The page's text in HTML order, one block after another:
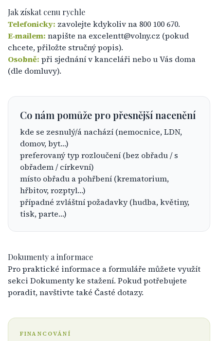
Jak získat cenu rychle
Telefonicky: zavolejte kdykoliv na 800 100 670.
E‑mailem: napište na excelentt@volny.cz (pokud
chcete, přiložte stručný popis).
Osobně: při sjednání v kanceláři nebo u Vás doma
(dle domluvy).
Co nám pomůže pro přesnější nacenění
kde se zesnulý/á nachází (nemocnice, LDN,
domov, byt…)
preferovaný typ rozloučení (bez obřadu / s
obřadem / církevní)
místo obřadu a pohřbení (krematorium,
hřbitov, rozptyl…)
případné zvláštní požadavky (hudba, květiny,
tisk, parte…)
Dokumenty a informace
Pro praktické informace a formuláře můžete využít
sekci Dokumenty ke stažení. Pokud potřebujete
poradit, navštivte také Časté dotazy.
FINANCOVÁNÍ